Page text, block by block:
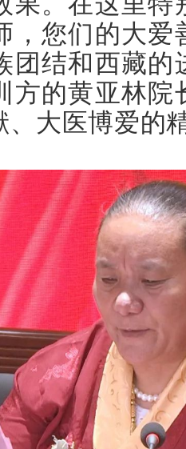
，您们的大
团结和西藏
方的黄亚林
、大医博爱的